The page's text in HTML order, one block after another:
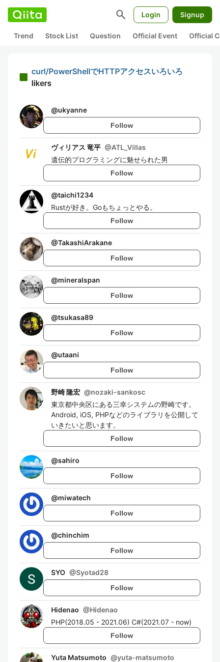
search Login Signup
Trend Stock List Question Official Event Official
curl/PowerShellでHTTPアクセスいろいろ
likers
@ukyanne
Follow
ヴィリアス 竜平 @ATL_Villas
遺伝的プログラミングに魅せられた男
Follow
@taichi1234
Rustが好き。Goもちょっとやる。
Follow
@TakashiArakane
Follow
@mineralspan
Follow
@tsukasa89
Follow
@utaani
Follow
野崎 隆宏 @nozaki-sankosc
東京都中央区にある三幸システムの野崎です。
Android, iOS, PHPなどのライブラリを公開して
いきたいと思います。
Follow
@sahiro
Follow
@miwatech
Follow
@chinchim
Follow
SYO @Syotad28
Follow
Hidenao @Hidenao
PHP(2018.05 - 2021.06) C#(2021.07 - now)
Follow
Yuta Matsumoto @yuta-matsumoto